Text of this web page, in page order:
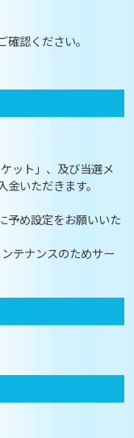
認ください。
ット」、及び当選メ
いただきます。
め設定をお願いいた
テナンスのためサー